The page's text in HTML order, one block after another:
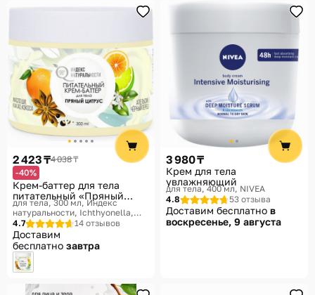
2 423 ₸4 038 ₸
-40%
Крем-баттер для тела
питательный «Пряный
цитрус»
для тела, 300 мл Индекс
натуральности, Ichthyonella,
Времена года
4.7 14 отзывов
Доставим
бесплатно завтра
3 980 ₸
Крем для тела
увлажняющий
для тела, 400 мл NIVEA
4.8
53 отзыва
Доставим бесплатно в
воскресенье, 9 августа